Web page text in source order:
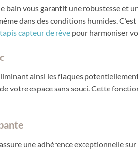
bain vous garantit une robustesse et
dans des conditions humides.
tapis capteur de rêve pour harmoniser
ainsi les flaques
votre espace sans souci. Cette
une adhérence exceptionnelle